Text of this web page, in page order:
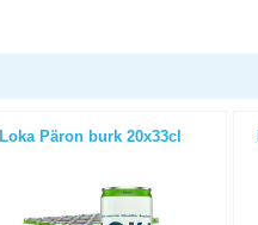
Loka Päron burk 20x33cl